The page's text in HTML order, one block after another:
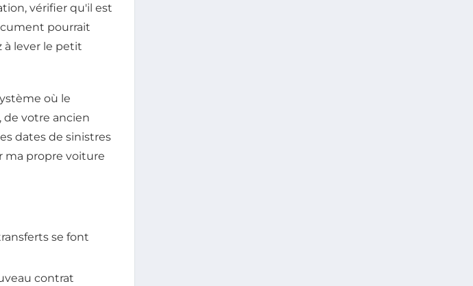
vérifier qu'il est
pourrait
à lever le petit
où le
votre ancien
dates de sinistres
ma propre voiture
se font
contrat